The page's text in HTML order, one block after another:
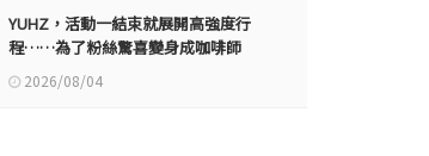
YUHZ，活動一結束就展開高強度行
程……為了粉絲驚喜變身成咖啡師
2026/08/04